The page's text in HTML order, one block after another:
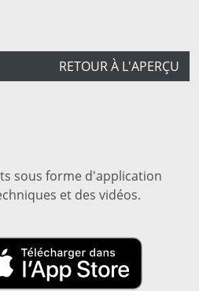
RETOUR À L'APERÇU
sous forme d'application
et des vidéos.